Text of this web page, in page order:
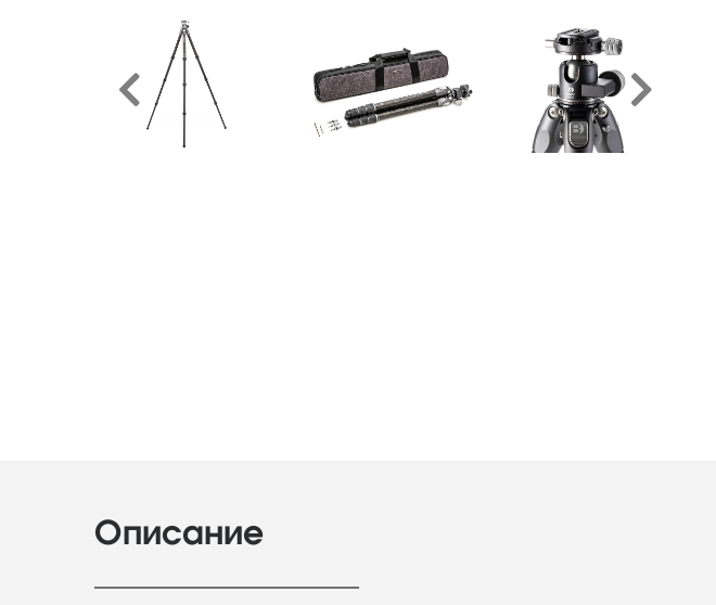
Описание